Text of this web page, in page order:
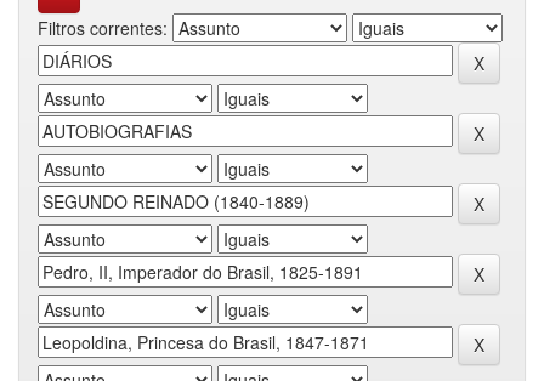
Filtros correntes: